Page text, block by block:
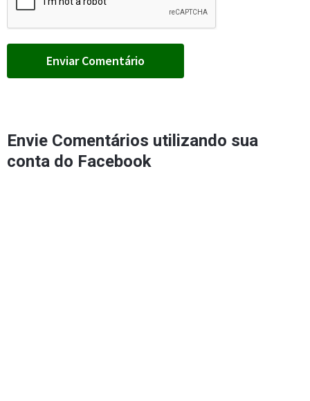
Envie Comentários utilizando sua
conta do Facebook